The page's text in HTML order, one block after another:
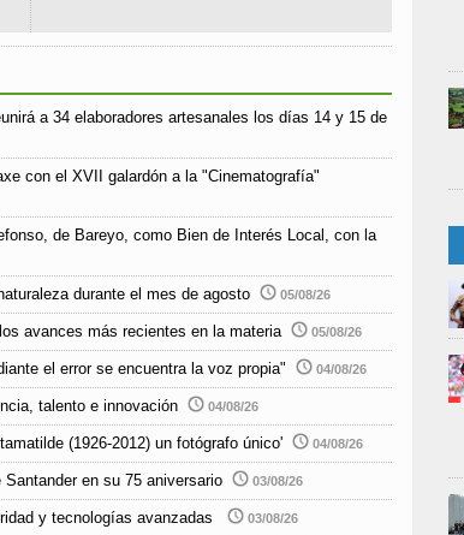
a 34 elaboradores artesanales los días 14 y 15 de
con el XVII galardón a la "Cinematografía"
de Bareyo, como Bien de Interés Local, con la
durante el mes de agosto 05/08/26
avances más recientes en la materia 05/08/26
el error se encuentra la voz propia" 04/08/26
talento e innovación 04/08/26
(1926-2012) un fotógrafo único' 04/08/26
en su 75 aniversario 03/08/26
y tecnologías avanzadas 03/08/26